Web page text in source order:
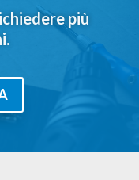
più